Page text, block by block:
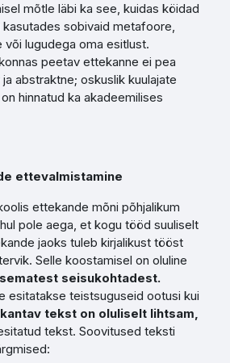
mõtle läbi ka see, kuidas köidad
kasutades sobivaid metafoore,
lugudega oma esitlust.
peetav ettekanne ei pea
abstraktne; oskuslik kuulajate
hinnatud ka akadeemilises
ettevalmistamine
ettekande mõni põhjalikum
pole aega, et kogu tööd suuliselt
jaoks tuleb kirjalikust tööst
Selle koostamisel on oluline
seisukohtadest.
esitatakse teistsuguseid ootusi kui
tekst on oluliselt lihtsam,
tekst. Soovitused teksti